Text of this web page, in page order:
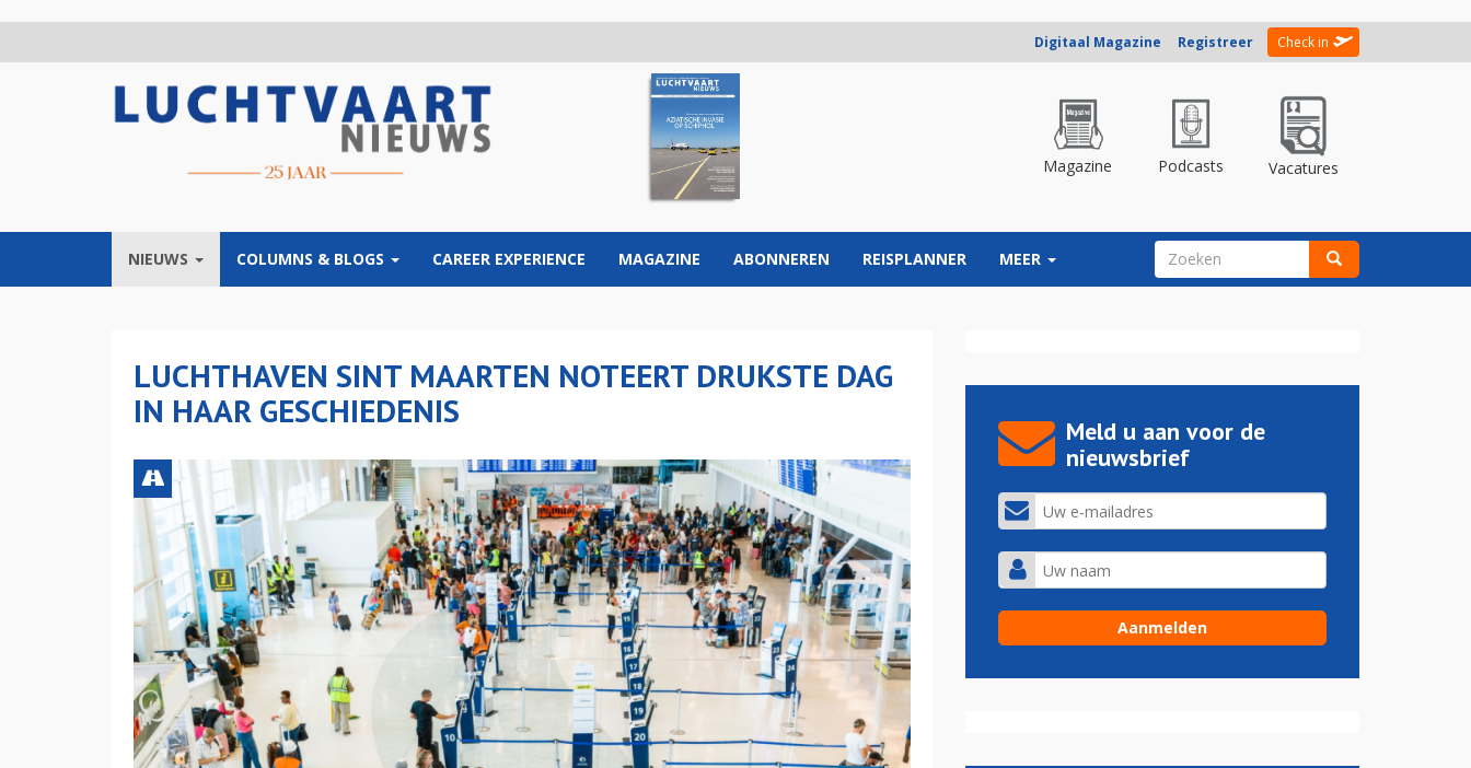
Digitaal Magazine Registreer Check in
Magazine Podcasts Vacatures
NIEUWS COLUMNS & BLOGS CAREER EXPERIENCE MAGAZINE ABONNEREN REISPLANNER MEER ZOEKVELD
LUCHTHAVEN SINT MAARTEN NOTEERT DRUKSTE DAG
IN HAAR GESCHIEDENIS
Meld u aan voor de
nieuwsbrief